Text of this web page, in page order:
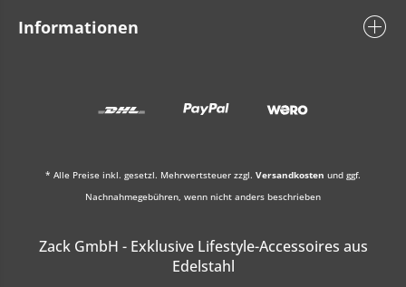
Informationen
* Alle Preise inkl. gesetzl. Mehrwertsteuer zzgl. Versandkosten und ggf.
Nachnahmegebühren, wenn nicht anders beschrieben
Zack GmbH - Exklusive Lifestyle-Accessoires aus
Edelstahl